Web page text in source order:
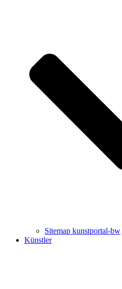
Uli Rothfuss
Harald Schwiers
Sitemap kunstportal-bw
Künstler